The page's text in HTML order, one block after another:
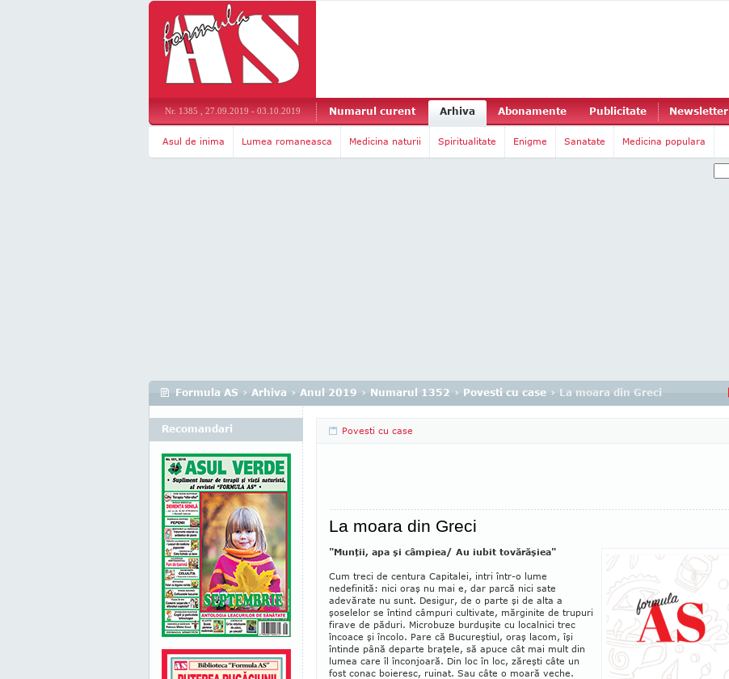
Nr. 1385 , 27.09.2019 - 03.10.2019 Numarul curent Arhiva Abonamente Publicitate Newsletter
Asul de inima Lumea romaneasca Medicina naturii Spiritualitate Enigme Sanatate Medicina populara
Formula AS › Arhiva › Anul 2019 › Numarul 1352 › Povesti cu case › La moara din Greci
Povesti cu case
La moara din Greci
"Munţii, apa şi câmpiea/ Au iubit tovărăşiea"
Cum treci de centura Capitalei, intri în­tr-o lume
nedefinită: nici oraş nu mai e, dar parcă nici sate
adevărate nu sunt. Desigur, de o parte şi de alta a
şoselelor se în­tind câmpuri cultivate, mărginite de trupuri
fi­rave de păduri. Microbuze burduşite cu localnici trec
încoace şi încolo. Pare că Bucureştiul, oraş lacom, îşi
întinde până departe braţele, să apuce cât mai mult din
lumea care îl înconjoară. Din loc în loc, zăreşti câte un
fost conac boieresc, ru­inat. Sau câte o moară veche.
Recomandari